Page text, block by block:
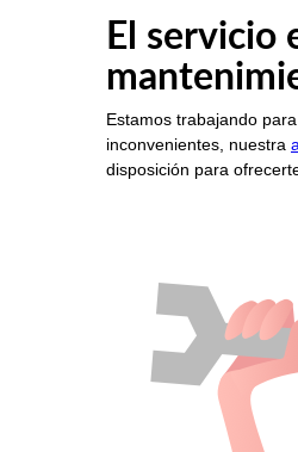
El servicio
Estamos trabajando
inconvenientes, nuestra
disposición para